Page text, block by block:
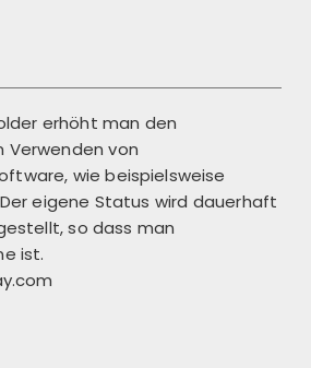
erhöht man den
Verwenden von
wie beispielsweise
eigene Status wird dauerhaft
so dass man
ist.